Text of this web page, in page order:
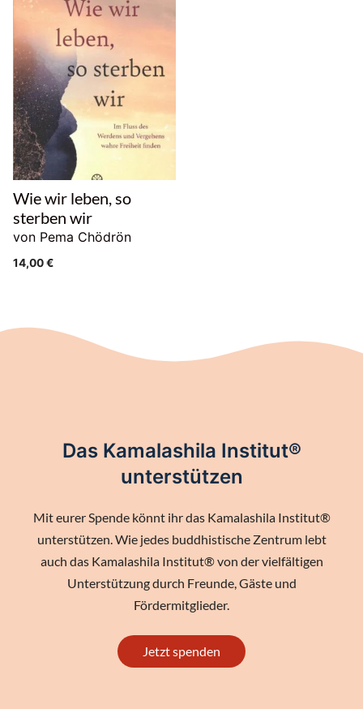
Wie wir leben, so
sterben wir
von Pema Chödrön
14,00€
Das Kamalashila Institut®
unterstützen
Mit eurer Spende könnt ihr das Kamalashila Institut®
unterstützen. Wie jedes buddhistische Zentrum lebt
auch das Kamalashila Institut® von der vielfältigen
Unterstützung durch Freunde, Gäste und
Fördermitglieder.
Jetzt spenden